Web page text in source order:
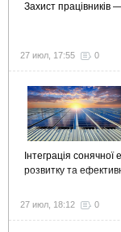
Захист працівників
27 июл, 17:55 0
Інтеграція
розвитку та
27 июл, 18:12 0